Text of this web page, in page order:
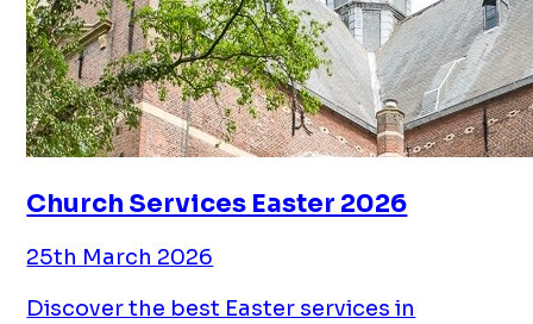
Church Services Easter 2026
25th March 2026
Discover the best Easter services in